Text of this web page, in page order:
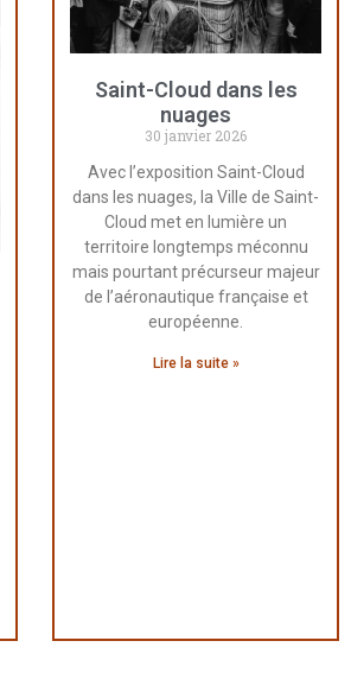
Saint-Cloud dans les
nuages
30 janvier 2026
Avec l’exposition Saint-Cloud
dans les nuages, la Ville de Saint-
Cloud met en lumière un
territoire longtemps méconnu
mais pourtant précurseur majeur
de l’aéronautique française et
européenne.
Lire la suite »